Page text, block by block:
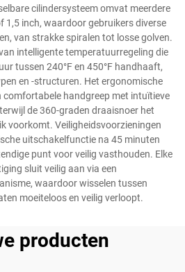
cilindersysteem omvat meerdere
1,5 inch, waardoor gebruikers diverse
van strakke spiralen tot losse golven.
intelligente temperatuurregeling die
tussen 240°F en 450°F handhaaft,
en -structuren. Het ergonomische
comfortabele handgreep met intuïtieve
de 360-graden draaisnoer het
voorkomt. Veiligheidsvoorzieningen
uitschakelfunctie na 45 minuten
punt voor veilig vasthouden. Elke
sluit veilig aan via een
waardoor wisselen tussen
moeiteloos en veilig verloopt.
producten